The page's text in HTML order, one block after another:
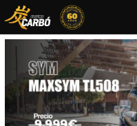
HOME
MOTOS USADAS
QUIÉNES SOMOS?